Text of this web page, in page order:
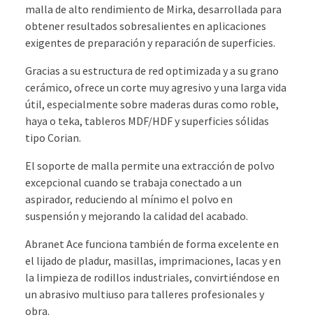
malla de alto rendimiento de Mirka, desarrollada para
obtener resultados sobresalientes en aplicaciones
exigentes de preparación y reparación de superficies.
Gracias a su estructura de red optimizada y a su grano
cerámico, ofrece un corte muy agresivo y una larga vida
útil, especialmente sobre maderas duras como roble,
haya o teka, tableros MDF/HDF y superficies sólidas
tipo Corian.
El soporte de malla permite una extracción de polvo
excepcional cuando se trabaja conectado a un
aspirador, reduciendo al mínimo el polvo en
suspensión y mejorando la calidad del acabado.
Abranet Ace funciona también de forma excelente en
el lijado de pladur, masillas, imprimaciones, lacas y en
la limpieza de rodillos industriales, convirtiéndose en
un abrasivo multiuso para talleres profesionales y
obra.